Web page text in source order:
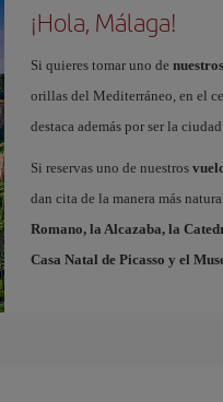
¡Hola, Málaga!
Si quieres tomar uno de
orillas del Mediterráneo, en el
destaca además por ser la
Si reservas uno de nuestros
dan cita de la manera más
Romano, la Alcazaba, la
Casa Natal de Picasso y el